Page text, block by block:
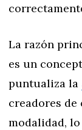
La razón
es un
puntualiza la
creadores
modalidad,